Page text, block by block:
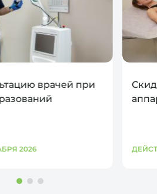
врачей при
2026